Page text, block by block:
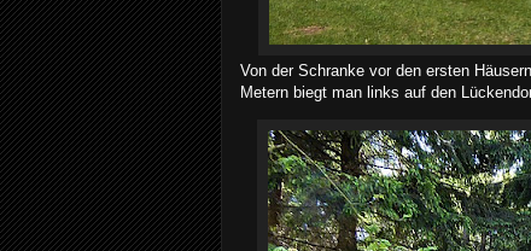
Von der Schranke vor den ersten
Metern biegt man links auf den